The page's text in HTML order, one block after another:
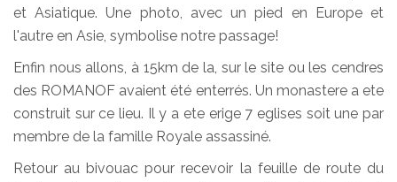
et Asiatique. Une photo, avec un pied en Europe et
l'autre en Asie, symbolise notre passage!
Enfin nous allons, à 15km de la, sur le site ou les cendres
des ROMANOF avaient été enterrés. Un monastere a ete
construit sur ce lieu. Il y a ete erige 7 eglises soit une par
membre de la famille Royale assassiné.
Retour au bivouac pour recevoir la feuille de route du